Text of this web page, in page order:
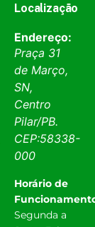
Localização
Endereço:
Praça 31
de Março,
SN,
Centro
Pilar/PB.
CEP:58338-
000
Horário de
Segunda a